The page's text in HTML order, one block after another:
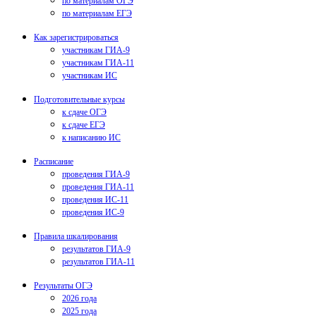
по материалам ЕГЭ
Как зарегистрироваться
участникам ГИА-9
участникам ГИА-11
участникам ИС
Подготовительные курсы
к сдаче ОГЭ
к сдаче ЕГЭ
к написанию ИС
Расписание
проведения ГИА-9
проведения ГИА-11
проведения ИС-11
проведения ИС-9
Правила шкалирования
результатов ГИА-9
результатов ГИА-11
Результаты ОГЭ
2026 года
2025 года